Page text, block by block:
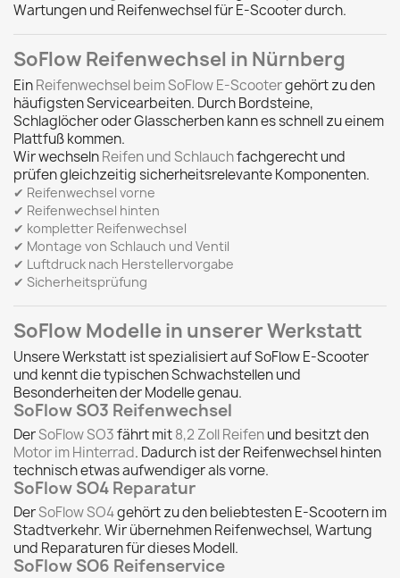
Wartungen und Reifenwechsel für E-Scooter durch.
SoFlow Reifenwechsel in Nürnberg
EinReifenwechsel beim SoFlow E-Scootergehört zu den
häufigsten Servicearbeiten. Durch Bordsteine,
Schlaglöcher oder Glasscherben kann es schnell zu einem
Plattfuß kommen.
Wir wechselnReifen und Schlauchfachgerecht und
prüfen gleichzeitig sicherheitsrelevante Komponenten.
✔ Reifenwechsel vorne
✔ Reifenwechsel hinten
✔ kompletter Reifenwechsel
✔ Montage von Schlauch und Ventil
✔ Luftdruck nach Herstellervorgabe
✔ Sicherheitsprüfung
SoFlow Modelle in unserer Werkstatt
Unsere Werkstatt ist spezialisiert auf SoFlow E-Scooter
und kennt die typischen Schwachstellen und
Besonderheiten der Modelle genau.
SoFlow SO3 Reifenwechsel
DerSoFlow SO3fährt mit8,2 Zoll Reifenund besitzt den
Motor im Hinterrad. Dadurch ist der Reifenwechsel hinten
technisch etwas aufwendiger als vorne.
SoFlow SO4 Reparatur
DerSoFlow SO4gehört zu den beliebtesten E-Scootern im
Stadtverkehr. Wir übernehmen Reifenwechsel, Wartung
und Reparaturen für dieses Modell.
SoFlow SO6 Reifenservice